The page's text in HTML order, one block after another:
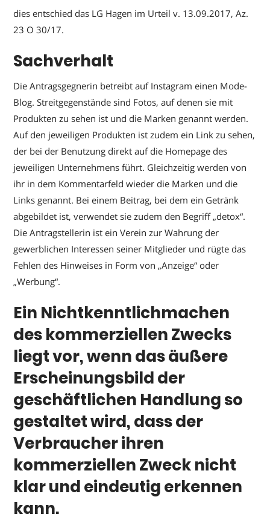
dies entschied das LG Hagen im Urteil v. 13.09.2017, Az.
23 O 30/17.
Sachverhalt
Die Antragsgegnerin betreibt auf Instagram einen Mode-
Blog. Streitgegenstände sind Fotos, auf denen sie mit
Produkten zu sehen ist und die Marken genannt werden.
Auf den jeweiligen Produkten ist zudem ein Link zu sehen,
der bei der Benutzung direkt auf die Homepage des
jeweiligen Unternehmens führt. Gleichzeitig werden von
ihr in dem Kommentarfeld wieder die Marken und die
Links genannt. Bei einem Beitrag, bei dem ein Getränk
abgebildet ist, verwendet sie zudem den Begriff „detox“.
Die Antragstellerin ist ein Verein zur Wahrung der
gewerblichen Interessen seiner Mitglieder und rügte das
Fehlen des Hinweises in Form von „Anzeige“ oder
„Werbung“.
Ein Nichtkenntlichmachen
des kommerziellen Zwecks
liegt vor, wenn das äußere
Erscheinungsbild der
geschäftlichen Handlung so
gestaltet wird, dass der
Verbraucher ihren
kommerziellen Zweck nicht
klar und eindeutig erkennen
kann.